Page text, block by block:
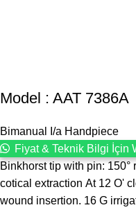
Model : AAT 7386A
Bimanual I/a Handpiece
Fiyat & Teknik Bilgi İçin
Binkhorst tip with pin: 150°
cotical extraction At 12 O'
wound insertion. 16 G